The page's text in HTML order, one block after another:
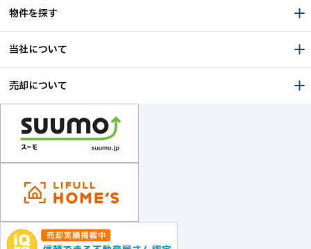
物件を探す
当社について
売却について